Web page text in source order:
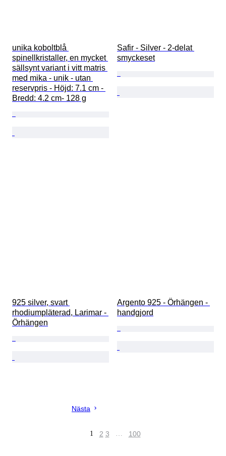
unika koboltblå
spinellkristaller, en mycket
sällsynt variant i vitt matris
med mika - unik - utan
reservpris - Höjd: 7.1 cm -
Bredd: 4.2 cm- 128 g
Safir - Silver - 2-delat
smyckeset
925 silver, svart
rhodiumpläterad, Larimar -
Örhängen
Argento 925 - Örhängen -
handgjord
Nästa
1 2 3 … 100